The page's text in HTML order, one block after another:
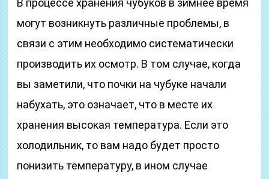
В процессе хранения чубуков в зимнее время
могут возникнуть различные проблемы, в
связи с этим необходимо систематически
производить их осмотр. В том случае, когда
вы заметили, что почки на чубуке начали
набухать, это означает, что в месте их
хранения высокая температура. Если это
холодильник, то вам надо будет просто
понизить температуру, в ином случае